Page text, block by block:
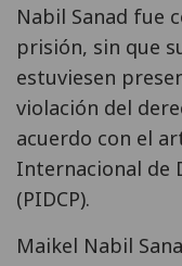
Nabil Sanad fue
prisión, sin que
estuviesen
violación del
acuerdo con el
Internacional de
(PIDCP).
Maikel Nabil